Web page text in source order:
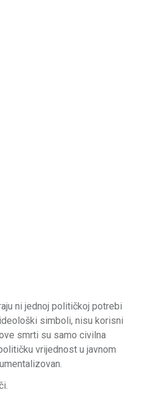
ni jednoj političkoj potrebi
simboli, nisu korisni
smrti su samo civilna
vrijednost u javnom